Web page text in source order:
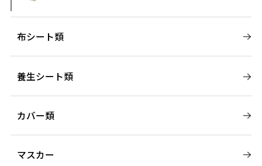
布シート類
養生シート類
カバー類
マスカー